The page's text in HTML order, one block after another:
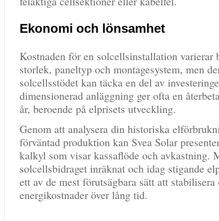
Ekonomi och lönsamhet
Kostnaden för en solcellsinstallation varierar
storlek, paneltyp och montagesystem, men
solcellsstödet kan täcka en del av
dimensionerad anläggning ger ofta en
år, beroende på elprisets utveckling.
Genom att analysera din historiska
förväntad produktion kan Svea Solar
kalkyl som visar kassaflöde och avkastning.
solcellsbidraget inräknat och idag stigande
ett av de mest förutsägbara sätt att
energikostnader över lång tid.